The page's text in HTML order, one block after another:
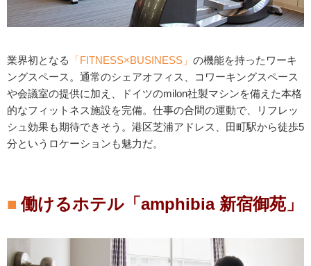
業界初となる 「FITNESS×BUSINESS」 の機能を持ったワーキ
ングスペース。通常のシェアオフィス、コワーキングスペース
や会議室の提供に加え、ドイツのmilon社製マシンを備えた本格
的なフィットネス施設を完備。仕事の合間の運動で、リフレッ
シュ効果も期待できそう。港区芝浦アドレス、田町駅から徒歩5
分というロケーションも魅力だ。
働けるホテル「amphibia 新宿御苑」